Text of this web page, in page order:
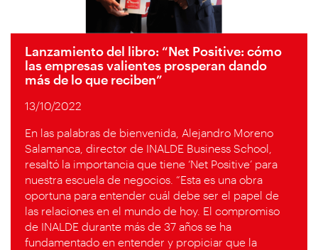
Lanzamiento del libro: “Net Positive: cómo
las empresas valientes prosperan dando
más de lo que reciben”
13/10/2022
En las palabras de bienvenida, Alejandro Moreno
Salamanca, director de INALDE Business School,
resaltó la importancia que tiene ‘Net Positive’ para
nuestra escuela de negocios. “Esta es una obra
oportuna para entender cuál debe ser el papel de
las relaciones en el mundo de hoy. El compromiso
de INALDE durante más de 37 años se ha
fundamentado en entender y propiciar que la